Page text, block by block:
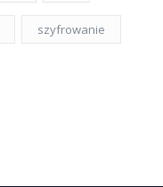
szyfrowanie